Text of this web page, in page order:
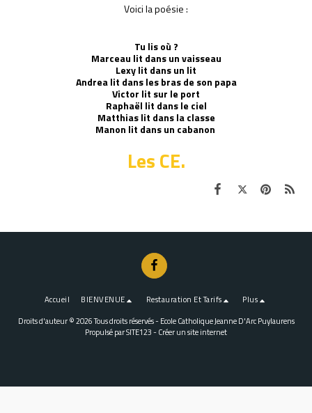
Voici la poésie :
Tu lis où ?
Marceau lit dans un vaisseau
Lexy lit dans un lit
Andrea lit dans les bras de son papa
Victor lit sur le port
Raphaël lit dans le ciel
Matthias lit dans la classe
Manon lit dans un cabanon
Les CE.
Accueil BIENVENUE Restauration Et Tarifs
Plus
Droits d'auteur © 2026 Tous droits réservés -Ecole Catholique Jeanne D'Arc Puylaurens
Propulsé parSITE123-Créer un site internet